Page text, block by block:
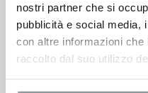
nostri partner che si
pubblicità e social media,
con altre informazioni che
raccolto dal suo utilizzo